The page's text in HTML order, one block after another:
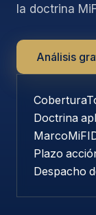
la doctrina
Análisis
Cobertura
Doctrina
Marco
Plazo
Despacho